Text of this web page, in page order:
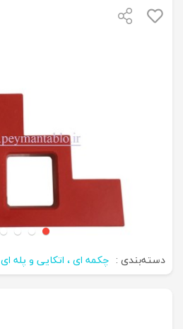
دسته‌بندی : چکمه ای ، اتکایی و پله ای